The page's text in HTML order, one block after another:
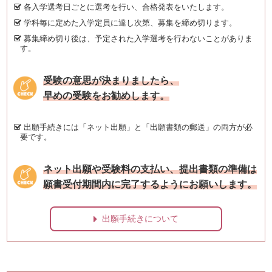
各入学選考日ごとに選考を行い、合格発表をいたします。
学科毎に定めた入学定員に達し次第、募集を締め切ります。
募集締め切り後は、予定された入学選考を行わないことがありま
す。
受験の意思が決まりましたら、
早めの受験をお勧めします。
出願手続きには「ネット出願」と「出願書類の郵送」の両方が必
要です。
ネット出願や受験料の支払い、提出書類の準備は
願書受付期間内に完了するようにお願いします。
出願手続きについて